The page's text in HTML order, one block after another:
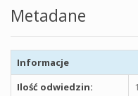
Metadane
Informacje
Ilość odwiedzin: